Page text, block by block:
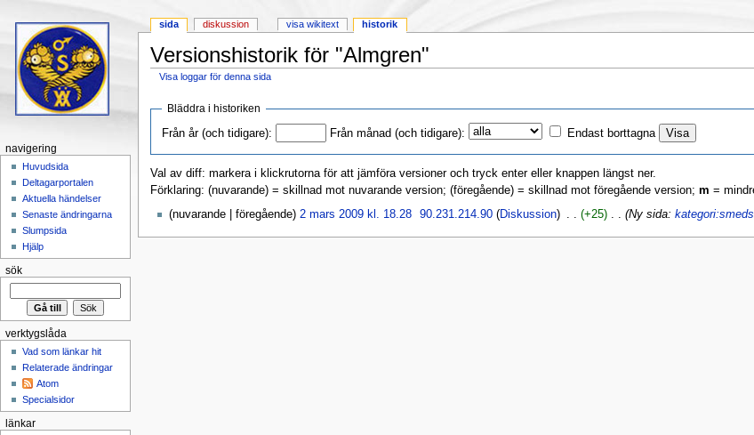
Versionshistorik för "Almgren"
Visa loggar för denna sida
Bläddra i historiken
Från år (och tidigare): Från månad (och tidigare): Endast borttagna
Val av diff: markera i klickrutorna för att jämföra versioner och tryck enter eller knappen längst ner.
Förklaring: (nuvarande) = skillnad mot nuvarande version; (föregående) = skillnad mot föregående version; m =
(nuvarande | föregående) 2 mars 2009 kl. 18.28‎ 90.231.214.90 (Diskussion) (+25)‎ . . (Ny sida:
sida diskussion visa wikitext historik
navigering
Huvudsida
Deltagarportalen
Aktuella händelser
Senaste ändringarna
Slumpsida
Hjälp
sök
verktygslåda
Vad som länkar hit
Relaterade ändringar
Atom
Specialsidor
länkar